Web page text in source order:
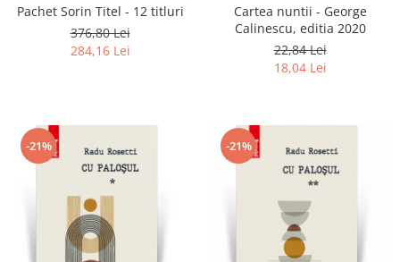
Pachet Sorin Titel - 12 titluri
376,80 Lei
284,16 Lei
Cartea nuntii - George
Calinescu, editia 2020
22,84 Lei
18,04 Lei
-21% -21%